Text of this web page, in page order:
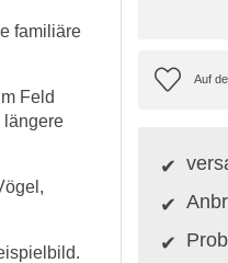
familiäre
Feld
längere